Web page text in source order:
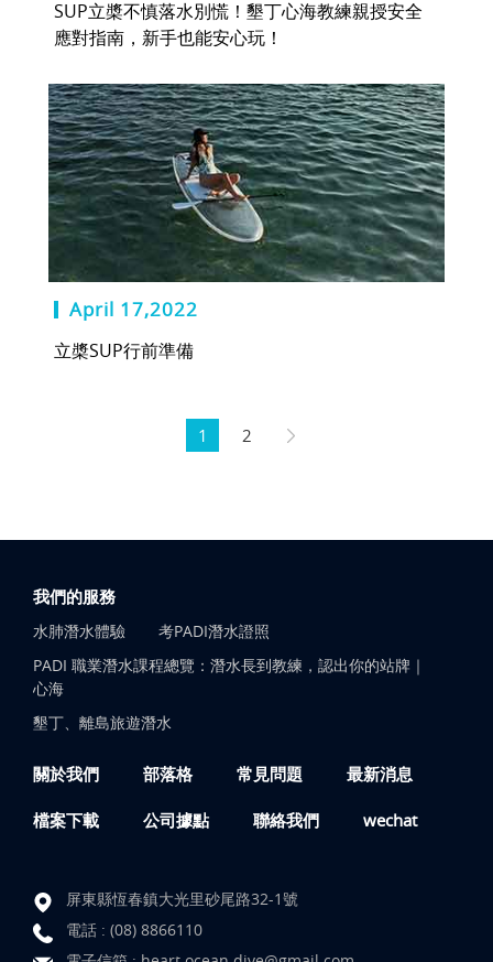
SUP立槳不慎落水別慌！墾丁心海教練親授安全
應對指南，新手也能安心玩！
April 17,2022
立槳SUP行前準備
1 2
我們的服務
水肺潛水體驗
考PADI潛水證照
PADI 職業潛水課程總覽：潛水長到教練，認出你的站牌｜
心海
墾丁、離島旅遊潛水
關於我們 部落格 常見問題 最新消息
檔案下載 公司據點 聯絡我們 wechat
屏東縣恆春鎮大光里砂尾路32-1號
電話 : (08) 8866110